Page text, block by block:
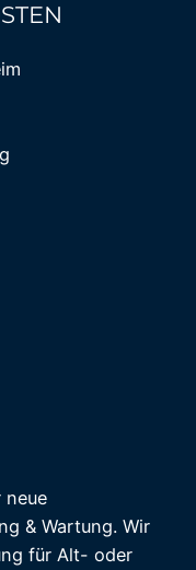
neue
& Wartung. Wir
für Alt- oder